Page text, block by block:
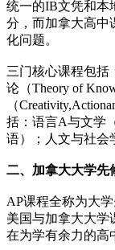
统一的IB文凭和本
分，而加拿大高中
化问题。
三门核心课程包括
论（Theory of
（
括：语言A与文学
语）；人文与社会
二、加拿大大学先
AP课程全称为大学
美国与加拿大大学
在为学有余力的高